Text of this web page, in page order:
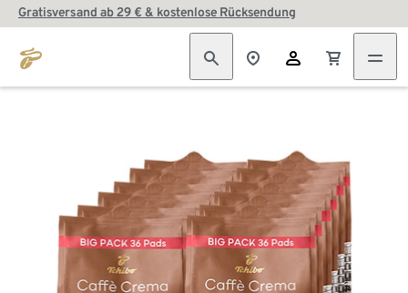
Gratisversand ab 29 € & kostenlose Rücksendung